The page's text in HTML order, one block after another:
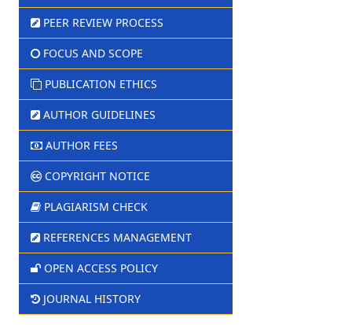
PEER REVIEW PROCESS
FOCUS AND SCOPE
PUBLICATION ETHICS
AUTHOR GUIDELINES
AUTHOR FEES
COPYRIGHT NOTICE
PLAGIARISM CHECK
REFERENCES MANAGEMENT
OPEN ACCESS POLICY
JOURNAL HISTORY